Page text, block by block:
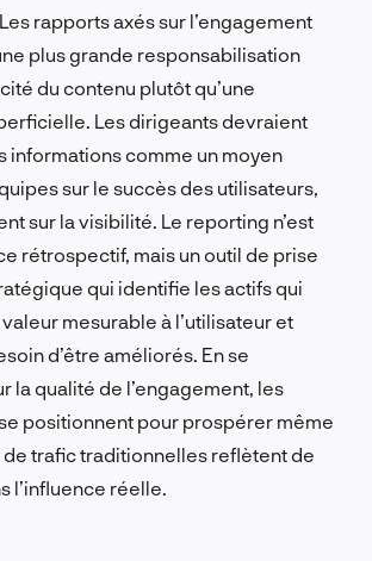
rapports axés sur l’engagement
plus grande responsabilisation
du contenu plutôt qu’une
Les dirigeants devraient
informations comme un moyen
sur le succès des utilisateurs,
sur la visibilité. Le reporting n’est
rétrospectif, mais un outil de prise
qui identifie les actifs qui
mesurable à l’utilisateur et
d’être améliorés. En se
la qualité de l’engagement, les
positionnent pour prospérer même
de trafic traditionnelles reflètent de
l’influence réelle.